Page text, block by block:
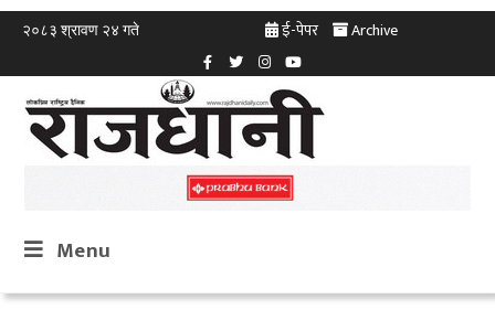
२०८३ श्रावण २४ गते ई-पेपर Archive
Menu